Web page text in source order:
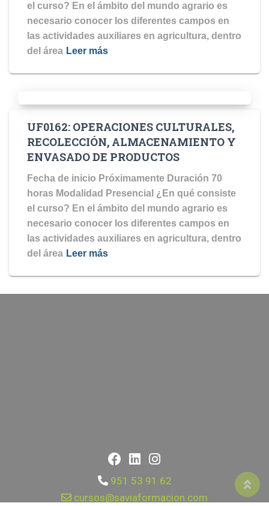
el curso? En el ámbito del mundo agrario es
necesario conocer los diferentes campos en
las actividades auxiliares en agricultura, dentro
del área Leer más
UF0162: OPERACIONES CULTURALES,
RECOLECCIÓN, ALMACENAMIENTO Y
ENVASADO DE PRODUCTOS
Fecha de inicio Próximamente Duración 70
horas Modalidad Presencial ¿En qué consiste
el curso? En el ámbito del mundo agrario es
necesario conocer los diferentes campos en
las actividades auxiliares en agricultura, dentro
del área Leer más
951 53 91 62
cursos@saviaformacion.com